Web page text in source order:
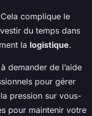
complique le
du temps dans
la logistique.
demander de l’aide
pour gérer
pression sur vous-
pour maintenir votre